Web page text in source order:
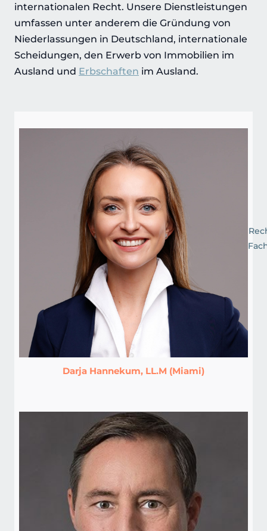
internationalen Recht. Unsere Dienstleistungen
umfassen unter anderem die Gründung von
Niederlassungen in Deutschland, internationale
Scheidungen, den Erwerb von Immobilien im
Ausland und Erbschaften im Ausland.
Darja Hannekum, LL.M (Miami)